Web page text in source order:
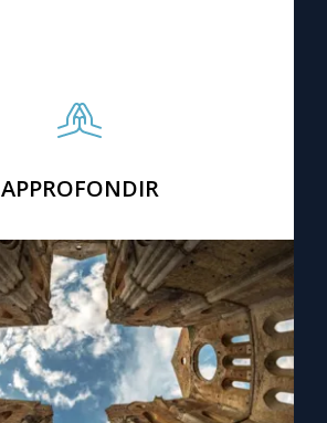
APPROFONDIR